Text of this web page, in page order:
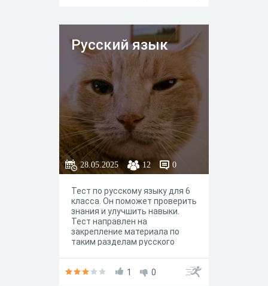
Русский язык
28.05.2025 12 0
Тест по русскому языку для 6
класса. Он поможет проверить
знания и улучшить навыки.
Тест направлен на
закрепление материала по
таким разделам русского
1
0